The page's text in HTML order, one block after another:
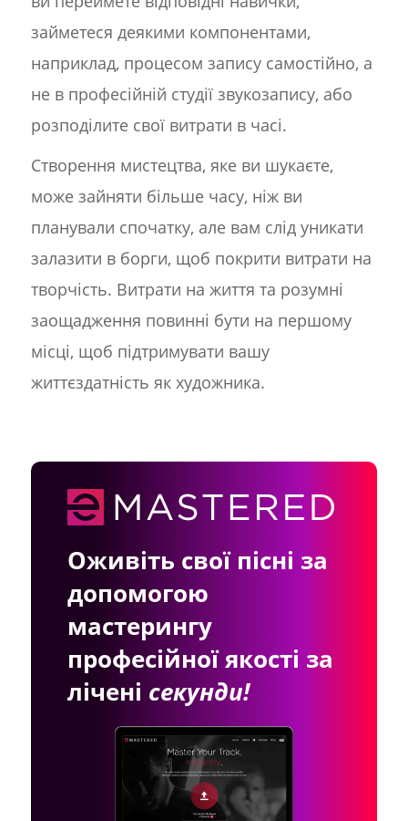
займетеся деякими компонентами,
наприклад, процесом запису самостійно, а
не в професійній студії звукозапису, або
розподілите свої витрати в часі.
Створення мистецтва, яке ви шукаєте,
може зайняти більше часу, ніж ви
планували спочатку, але вам слід уникати
залазити в борги, щоб покрити витрати на
творчість. Витрати на життя та розумні
заощадження повинні бути на першому
місці, щоб підтримувати вашу
життєздатність як художника.
Оживіть свої пісні за
допомогою
мастерингу
професійної якості за
лічені секунди!